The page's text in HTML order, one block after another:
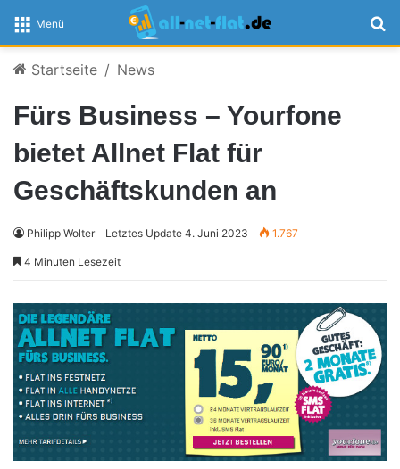
Menü
Startseite / News
Fürs Business – Yourfone
bietet Allnet Flat für
Geschäftskunden an
Philipp Wolter Letztes Update 4. Juni 2023 1.767
4 Minuten Lesezeit